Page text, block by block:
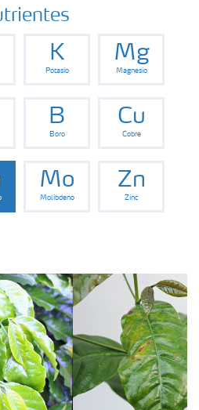
de fertilizantes
K
Potasio
Mg
Magnesio
B
Boro
Cu
Cobre
Mo
Molibdeno
Zn
Zinc